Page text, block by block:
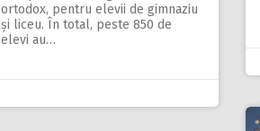
ortodox, pentru elevii de gimnaziu
și liceu. În total, peste 850 de
elevi au…